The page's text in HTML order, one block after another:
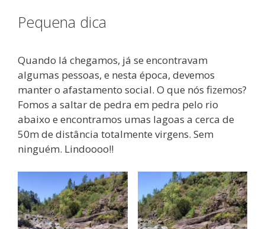
Pequena dica
Quando lá chegamos, já se encontravam
algumas pessoas, e nesta época, devemos
manter o afastamento social. O que nós fizemos?
Fomos a saltar de pedra em pedra pelo rio
abaixo e encontramos umas lagoas a cerca de
50m de distância totalmente virgens. Sem
ninguém. Lindoooo!!